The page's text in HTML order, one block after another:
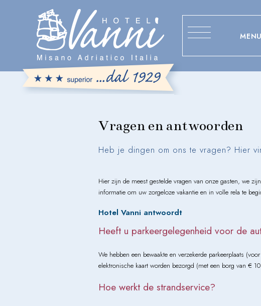
MENU
Vragen en antwoorden
Heb je dingen om ons te vragen? Hier
Hier zijn de meest gestelde vragen van onze gasten, we
informatie om uw zorgeloze vakantie en in volle rela te
Hotel Vanni antwoordt
Heeft u parkeergelegenheid voor de
We hebben een bewaakte en verzekerde parkeerplaats
elektronische kaart worden bezorgd (met een borg van €
Hoe werkt de strandservice?